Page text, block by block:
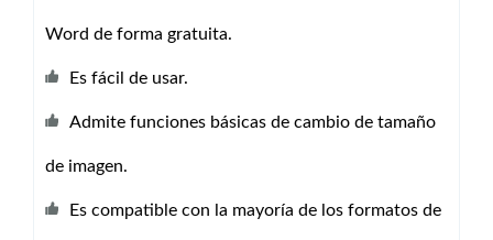
Word de forma gratuita.
Es fácil de usar.
Admite funciones básicas de cambio de tamaño
de imagen.
Es compatible con la mayoría de los formatos de